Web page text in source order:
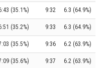
(35.1%) 9:32 6.3 (64.9%)
(35.2%) 9:33 6.3 (64.9%)
(35.5%) 9:36 6.2 (63.9%)
(35.6%) 9:37 6.2 (63.9%)